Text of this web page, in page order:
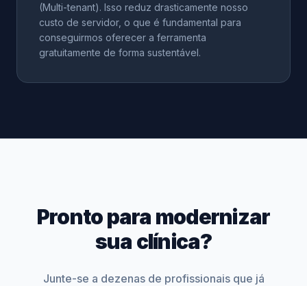
(Multi-tenant). Isso reduz drasticamente nosso
custo de servidor, o que é fundamental para
conseguirmos oferecer a ferramenta
gratuitamente de forma sustentável.
Pronto para modernizar
sua clínica?
Junte-se a dezenas de profissionais que já